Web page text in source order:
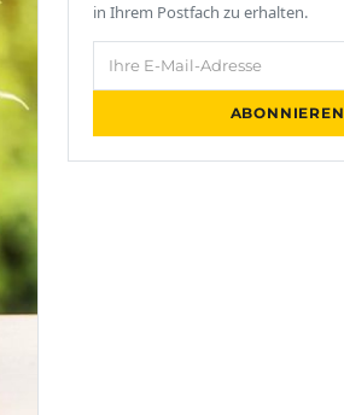
in Ihrem Postfach zu erhalten.
Ihre E-Mail-Adresse
ABONNIEREN